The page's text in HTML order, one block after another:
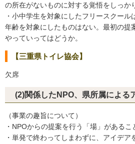
の所在がないものに対する覚悟をしっか
・小中学生を対象にしたフリースクー
年齢を対象にしたものはない。最初の提
やっていってはどうか。
【三重県トイレ協会】
欠席
(2)関係したNPO、県所属による
（事業の趣旨について）
・NPOからの提案を行う「場」があるこ
・単発で終わってしまわずに、アイデ